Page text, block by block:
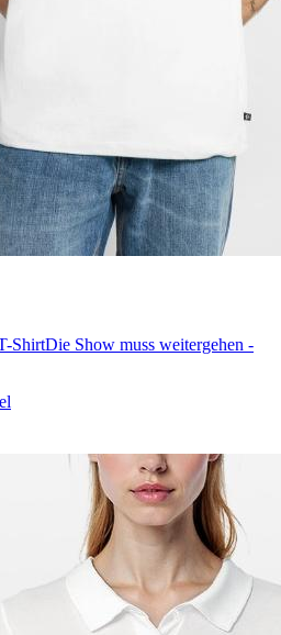
ShirtDie Show muss weitergehen -